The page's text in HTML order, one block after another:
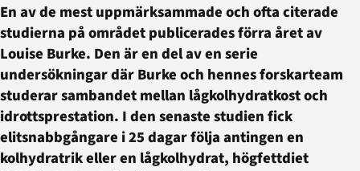
En av de mest uppmärksammade och ofta citerade
studierna på området publicerades förra året av
Louise Burke. Den är en del av en serie
undersökningar där Burke och hennes forskarteam
studerar sambandet mellan lågkolhydratkost och
idrottsprestation. I den senaste studien fick
elitsnabbgångare i 25 dagar följa antingen en
kolhydratrik eller en lågkolhydrat, högfettdiet